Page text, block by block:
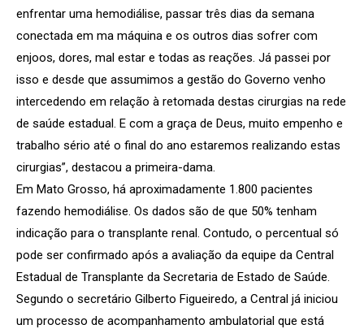
enfrentar uma hemodiálise, passar três dias da semana
conectada em ma máquina e os outros dias sofrer com
enjoos, dores, mal estar e todas as reações. Já passei por
isso e desde que assumimos a gestão do Governo venho
intercedendo em relação à retomada destas cirurgias na rede
de saúde estadual. E com a graça de Deus, muito empenho e
trabalho sério até o final do ano estaremos realizando estas
cirurgias”, destacou a primeira-dama.
Em Mato Grosso, há aproximadamente 1.800 pacientes
fazendo hemodiálise. Os dados são de que 50% tenham
indicação para o transplante renal. Contudo, o percentual só
pode ser confirmado após a avaliação da equipe da Central
Estadual de Transplante da Secretaria de Estado de Saúde.
Segundo o secretário Gilberto Figueiredo, a Central já iniciou
um processo de acompanhamento ambulatorial que está